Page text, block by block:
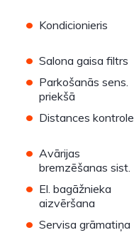
• Kondicionieris
• Salona gaisa filtrs
• Parkošanās sens.
priekšā
• Distances kontrole
• Avārijas
bremzēšanas sist.
• El. bagāžnieka
aizvēršana
• Servisa grāmatiņa